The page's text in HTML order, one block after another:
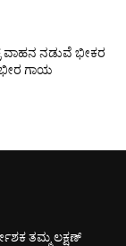
ವಾಹನ ನಡುವೆ ಭೀಕರ
ಗಾಯ
ತಮ್ಮ ಲಕ್ಷಣ್